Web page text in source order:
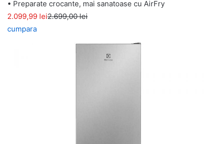
• Preparate crocante, mai sanatoase cu AirFry
2.099,99 lei2.699,00 lei
cumpara